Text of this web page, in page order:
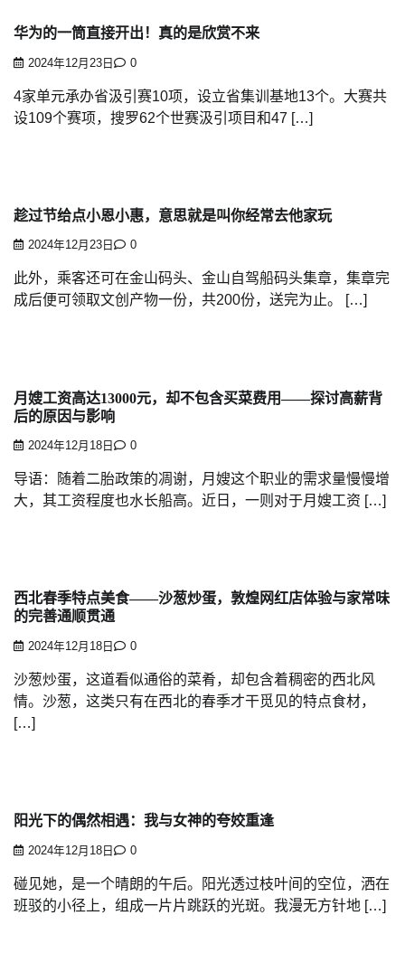
华为的一筒直接开出！真的是欣赏不来
2024年12月23日 0
4家单元承办省汲引赛10项，设立省集训基地13个。大赛共
设109个赛项，搜罗62个世赛汲引项目和47 […]
趁过节给点小恩小惠，意思就是叫你经常去他家玩
2024年12月23日 0
此外，乘客还可在金山码头、金山自驾船码头集章，集章完
成后便可领取文创产物一份，共200份，送完为止。 […]
月嫂工资高达13000元，却不包含买菜费用——探讨高薪背
后的原因与影响
2024年12月18日 0
导语：随着二胎政策的凋谢，月嫂这个职业的需求量慢慢增
大，其工资程度也水长船高。近日，一则对于月嫂工资 […]
西北春季特点美食——沙葱炒蛋，敦煌网红店体验与家常味
的完善通顺贯通
2024年12月18日 0
沙葱炒蛋，这道看似通俗的菜肴，却包含着稠密的西北风
情。沙葱，这类只有在西北的春季才干觅见的特点食材，
[…]
阳光下的偶然相遇：我与女神的夸姣重逢
2024年12月18日 0
碰见她，是一个晴朗的午后。阳光透过枝叶间的空位，洒在
班驳的小径上，组成一片片跳跃的光斑。我漫无方针地 […]